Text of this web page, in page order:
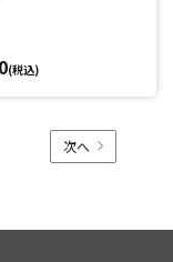
(税込)
次へ